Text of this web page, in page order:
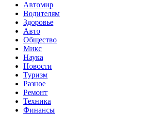
Автомир
Водителям
Здоровье
Авто
Общество
Микс
Наука
Новости
Туризм
Разное
Ремонт
Техника
Финансы